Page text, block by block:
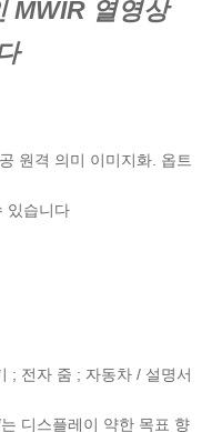
MWIR 열영상
원격 의미 이미지화. 옵트
있습니다
; 전자 줌 ; 자동차 / 설명서
디스플레이 약한 목표 향